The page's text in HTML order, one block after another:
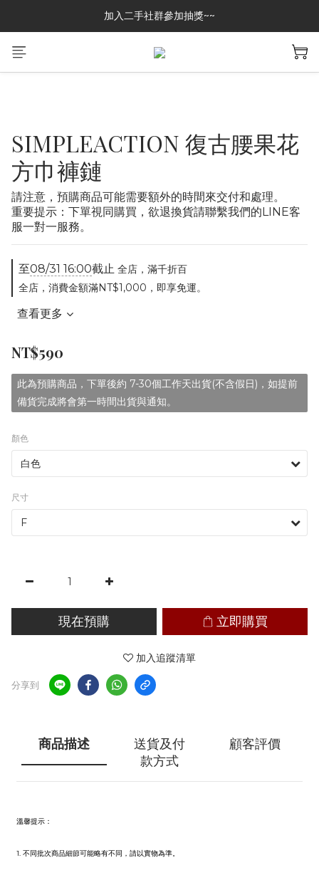
加入二手社群參加抽獎~~
加入二手社群參加抽獎~~
GREASE CLUB 已上架!!限時優惠中
SIMPLEACTION 復古腰果花
方巾褲鏈
請注意，預購商品可能需要額外的時間來交付和處理。
重要提示：下單視同購買，欲退換貨請聯繫我們的LINE客
服一對一服務。
至08/31 16:00截止 全店，滿千折百
全店，消費金額滿NT$1,000，即享免運。
查看更多
NT$590
此為預購商品，下單後約 7-30個工作天出貨(不含假日)，如提前
備貨完成將會第一時間出貨與通知。
顏色
尺寸
現在預購 立即購買
加入追蹤清單
分享到
商品描述
送貨及付
款方式
顧客評價
溫馨提示 ：
1. 不同批次商品細節可能略有不同，請以實物為準。